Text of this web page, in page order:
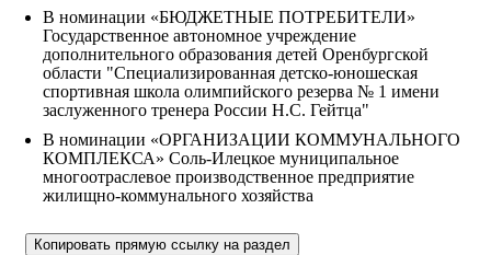
В номинации «БЮДЖЕТНЫЕ ПОТРЕБИТЕЛИ»
Государственное автономное учреждение
дополнительного образования детей Оренбургской
области "Специализированная детско-юношеская
спортивная школа олимпийского резерва № 1 имени
заслуженного тренера России Н.С. Гейтца"
В номинации «ОРГАНИЗАЦИИ КОММУНАЛЬНОГО
КОМПЛЕКСА» Соль-Илецкое муниципальное
многоотраслевое производственное предприятие
жилищно-коммунального хозяйства
Копировать прямую ссылку на раздел